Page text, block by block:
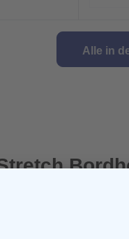
Alle in
und Segler, die keine